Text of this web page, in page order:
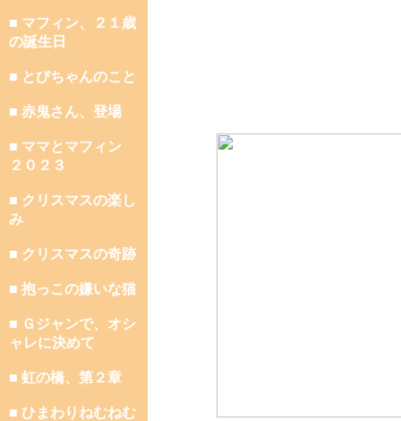
■ マフィン、２１歳
の誕生日
■ とびちゃんのこと
■ 赤鬼さん、登場
■ ママとマフィン
２０２３
■ クリスマスの楽し
み
■ クリスマスの奇跡
■ 抱っこの嫌いな猫
■ Ｇジャンで、オシ
ャレに決めて
■ 虹の橋、第２章
■ ひまわりねむねむ